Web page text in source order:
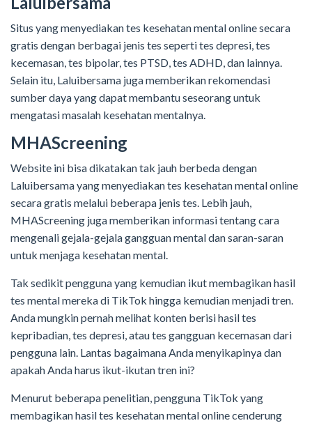
Situs yang menyediakan tes kesehatan mental online secara
gratis dengan berbagai jenis tes seperti tes depresi, tes
kecemasan, tes bipolar, tes PTSD, tes ADHD, dan lainnya.
Selain itu, Laluibersama juga memberikan rekomendasi
sumber daya yang dapat membantu seseorang untuk
mengatasi masalah kesehatan mentalnya.
MHAScreening
Website ini bisa dikatakan tak jauh berbeda dengan
Laluibersama yang menyediakan tes kesehatan mental online
secara gratis melalui beberapa jenis tes. Lebih jauh,
MHAScreening juga memberikan informasi tentang cara
mengenali gejala-gejala gangguan mental dan saran-saran
untuk menjaga kesehatan mental.
Tak sedikit pengguna yang kemudian ikut membagikan hasil
tes mental mereka di TikTok hingga kemudian menjadi tren.
Anda mungkin pernah melihat konten berisi hasil tes
kepribadian, tes depresi, atau tes gangguan kecemasan dari
pengguna lain. Lantas bagaimana Anda menyikapinya dan
apakah Anda harus ikut-ikutan tren ini?
Menurut beberapa penelitian, pengguna TikTok yang
membagikan hasil tes kesehatan mental online cenderung